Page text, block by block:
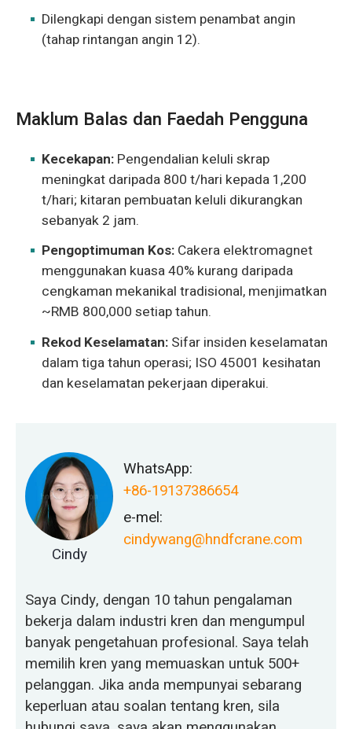
Dilengkapi dengan sistem penambat angin
(tahap rintangan angin 12).
Maklum Balas dan Faedah Pengguna
Kecekapan: Pengendalian keluli skrap
meningkat daripada 800 t/hari kepada 1,200
t/hari; kitaran pembuatan keluli dikurangkan
sebanyak 2 jam.
Pengoptimuman Kos: Cakera elektromagnet
menggunakan kuasa 40% kurang daripada
cengkaman mekanikal tradisional, menjimatkan
~RMB 800,000 setiap tahun.
Rekod Keselamatan: Sifar insiden keselamatan
dalam tiga tahun operasi; ISO 45001 kesihatan
dan keselamatan pekerjaan diperakui.
Cindy
WhatsApp:
+86-19137386654
e-mel:
cindywang@hndfcrane.com
Saya Cindy, dengan 10 tahun pengalaman
bekerja dalam industri kren dan mengumpul
banyak pengetahuan profesional. Saya telah
memilih kren yang memuaskan untuk 500+
pelanggan. Jika anda mempunyai sebarang
keperluan atau soalan tentang kren, sila